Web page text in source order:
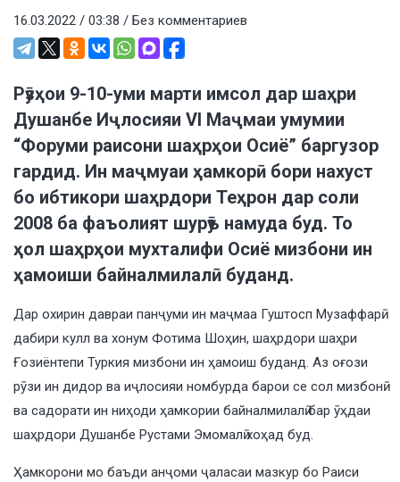
16.03.2022 / 03:38 / Без комментариев
Рӯзҳои 9-10-уми марти имсол дар шаҳри
Душанбе Иҷлосияи VI Маҷмаи умумии
“Форуми раисони шаҳрҳои Осиё” баргузор
гардид. Ин маҷмуаи ҳамкорӣ бори нахуст
бо ибтикори шаҳрдори Теҳрон дар соли
2008 ба фаъолият шурӯъ намуда буд. То
ҳол шаҳрҳои мухталифи Осиё мизбони ин
ҳамоиши байналмилалӣ буданд.
Дар охирин давраи панҷуми ин маҷмаа Гуштосп Музаффарӣ
дабири кулл ва хонум Фотима Шоҳин, шаҳрдори шаҳри
Ғозиёнтепи Туркия мизбони ин ҳамоиш буданд. Аз оғози
рӯзи ин дидор ва иҷлосияи номбурда барои се сол мизбонӣ
ва садорати ин ниҳоди ҳамкории байналмилалӣ бар ӯҳдаи
шаҳрдори Душанбе Рустами Эмомалӣ хоҳад буд.
Ҳамкорони мо баъди анҷоми ҷаласаи мазкур бо Раиси